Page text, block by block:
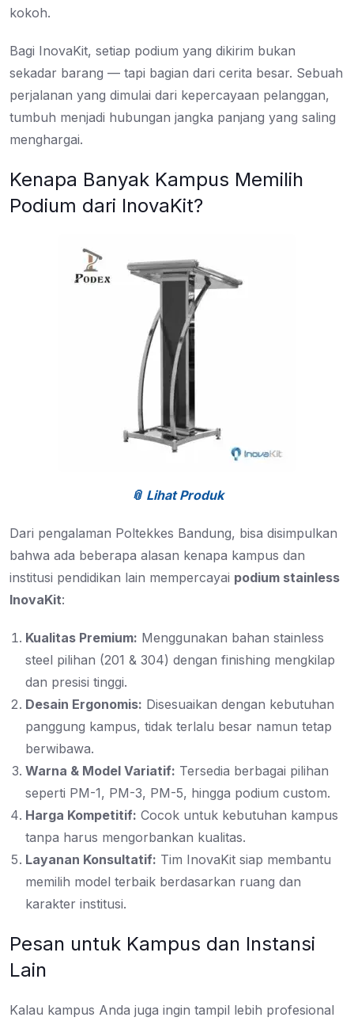
kokoh.
Bagi InovaKit, setiap podium yang dikirim bukan
sekadar barang — tapi bagian dari cerita besar. Sebuah
perjalanan yang dimulai dari kepercayaan pelanggan,
tumbuh menjadi hubungan jangka panjang yang saling
menghargai.
Kenapa Banyak Kampus Memilih
Podium dari InovaKit?
📎 Lihat Produk
Dari pengalaman Poltekkes Bandung, bisa disimpulkan
bahwa ada beberapa alasan kenapa kampus dan
institusi pendidikan lain mempercayai podium stainless
InovaKit:
Kualitas Premium: Menggunakan bahan stainless
steel pilihan (201 & 304) dengan finishing mengkilap
dan presisi tinggi.
Desain Ergonomis: Disesuaikan dengan kebutuhan
panggung kampus, tidak terlalu besar namun tetap
berwibawa.
Warna & Model Variatif: Tersedia berbagai pilihan
seperti PM-1, PM-3, PM-5, hingga podium custom.
Harga Kompetitif: Cocok untuk kebutuhan kampus
tanpa harus mengorbankan kualitas.
Layanan Konsultatif: Tim InovaKit siap membantu
memilih model terbaik berdasarkan ruang dan
karakter institusi.
Pesan untuk Kampus dan Instansi
Lain
Kalau kampus Anda juga ingin tampil lebih profesional